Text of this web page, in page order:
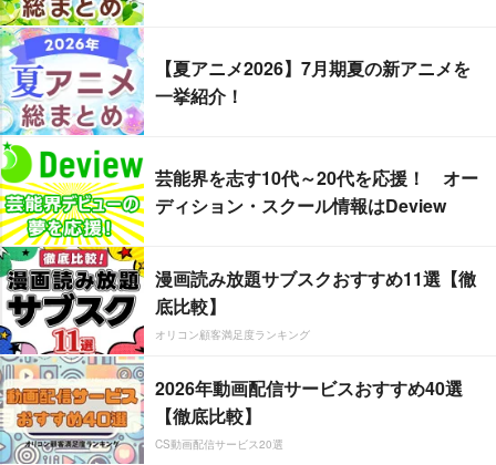
【夏アニメ2026】7月期夏の新アニメを
一挙紹介！
芸能界を志す10代～20代を応援！ オー
ディション・スクール情報はDeview
漫画読み放題サブスクおすすめ11選【徹
底比較】
オリコン顧客満足度ランキング
2026年動画配信サービスおすすめ40選
【徹底比較】
CS動画配信サービス20選